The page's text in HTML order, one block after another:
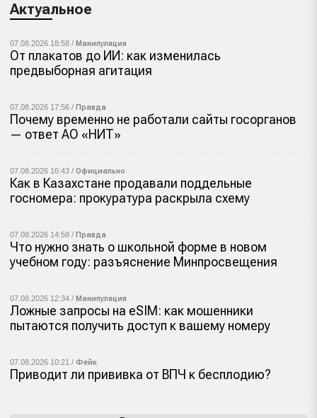
Актуальное
07.08.2026 18:58 / Манипуляция
От плакатов до ИИ: как изменилась
предвыборная агитация
07.08.2026 17:56 / Правда
Почему временно не работали сайты госорганов
— ответ АО «НИТ»
07.08.2026 16:43 / Официально
Как в Казахстане продавали поддельные
госномера: прокуратура раскрыла схему
07.08.2026 14:58 / Правда
Что нужно знать о школьной форме в новом
учебном году: разъяснение Минпросвещения
07.08.2026 12:34 / Манипуляция
Ложные запросы на eSIM: как мошенники
пытаются получить доступ к вашему номеру
07.08.2026 10:21 / Фейк
Приводит ли прививка от ВПЧ к бесплодию?